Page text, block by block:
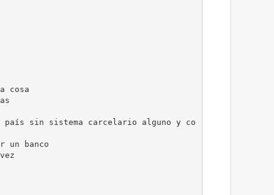
cosa
país sin sistema carcelario alguno y co
un banco